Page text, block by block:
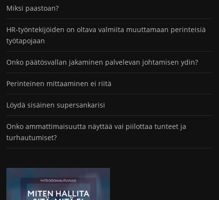
Miksi paastoan?
HR-työntekijöiden on oltava valmiita muuttamaan perinteisiä
työtapojaan
Onko päätösvallan jakaminen palvelevan johtamisen ydin?
Perinteinen mittaaminen ei riitä
Löydä sisäinen supersankarisi
Onko ammattimaisuutta näyttää vai piilottaa tunteet ja
turhautumiset?